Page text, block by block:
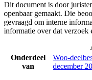
Dit document is door
openbaar gemaakt. Die
gevraagd om interne
informatie over dat verzoek
Onderdeel
van
Woo-
december